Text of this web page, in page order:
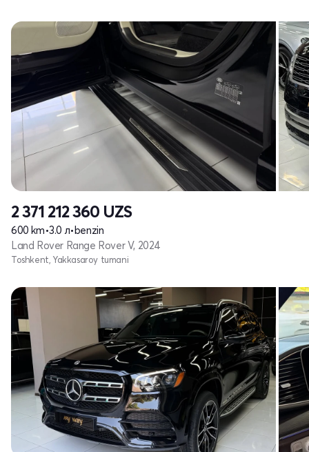
2 371 212 360 UZS
600 km•3.0 л•benzin
Land Rover Range Rover V, 2024
Toshkent, Yakkasaroy tumani